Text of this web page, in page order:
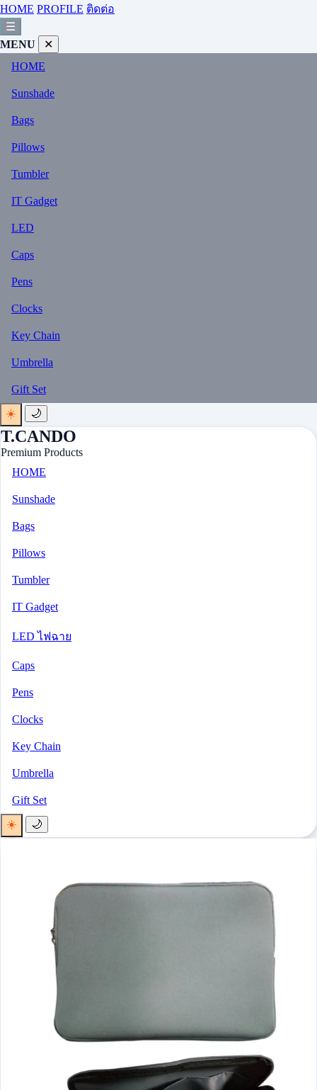
HOME PROFILE ติดต่อ
☰
MENU
✕
HOME
Sunshade
Bags
Pillows
Tumbler
IT Gadget
LED
Caps
Pens
Clocks
Key Chain
Umbrella
Gift Set
☀️
🌙
T.CANDO
Premium Products
HOME
Sunshade
Bags
Pillows
Tumbler
IT Gadget
LED ไฟฉาย
Caps
Pens
Clocks
Key Chain
Umbrella
Gift Set
☀️
🌙